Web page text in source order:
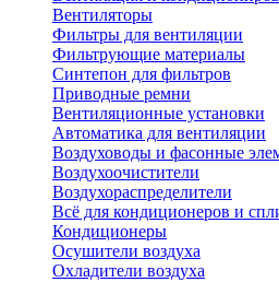
Вентиляторы
Фильтры для вентиляции
Фильтрующие материалы
Синтепон для фильтров
Приводные ремни
Вентиляционные установки
Автоматика для вентиляции
Воздуховоды и фасонные
Воздухоочистители
Воздухораспределители
Всё для кондиционеров и
Кондиционеры
Осушители воздуха
Охладители воздуха